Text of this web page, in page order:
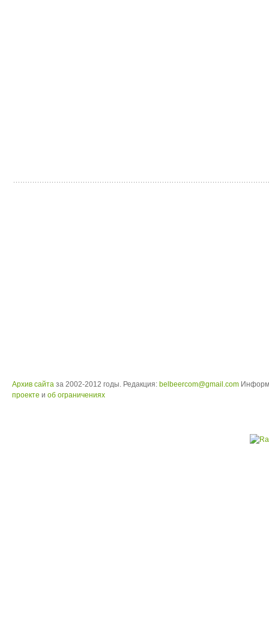
Архив сайта за 2002-2012 годы. Редакция: belbeercom@gmail.com
проекте и об ограничениях